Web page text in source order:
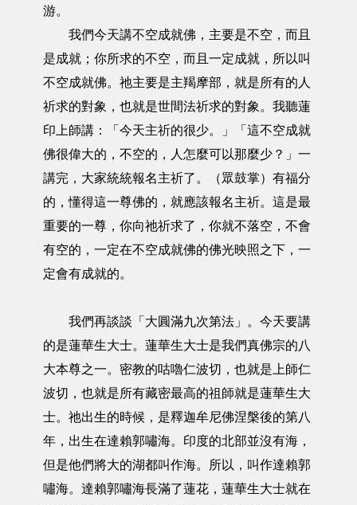
游。
我們今天講不空成就佛，主要是不空，而且
是成就；你所求的不空，而且一定成就，所以叫
不空成就佛。祂主要是主羯摩部，就是所有的人
祈求的對象，也就是世間法祈求的對象。我聽蓮
印上師講：「今天主祈的很少。」「這不空成就
佛很偉大的，不空的，人怎麼可以那麼少？」一
講完，大家統統報名主祈了。（眾鼓掌）有福分
的，懂得這一尊佛的，就應該報名主祈。這是最
重要的一尊，你向祂祈求了，你就不落空，不會
有空的，一定在不空成就佛的佛光映照之下，一
定會有成就的。
我們再談談「大圓滿九次第法」。今天要講
的是蓮華生大士。蓮華生大士是我們真佛宗的八
大本尊之一。密教的咕嚕仁波切，也就是上師仁
波切，也就是所有藏密最高的祖師就是蓮華生大
士。祂出生的時候，是釋迦牟尼佛涅槃後的第八
年，出生在達賴郭嘯海。印度的北部並沒有海，
但是他們將大的湖都叫作海。所以，叫作達賴郭
嘯海。達賴郭嘯海長滿了蓮花，蓮華生大士就在